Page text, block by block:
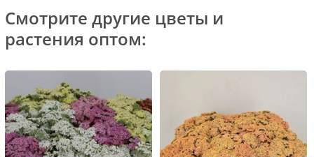
Смотрите другие цветы и
растения оптом: